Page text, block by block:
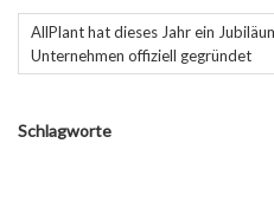
AllPlant hat dieses Jahr ein
Unternehmen offiziell gegründet
Schlagworte